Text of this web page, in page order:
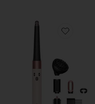
Favorite